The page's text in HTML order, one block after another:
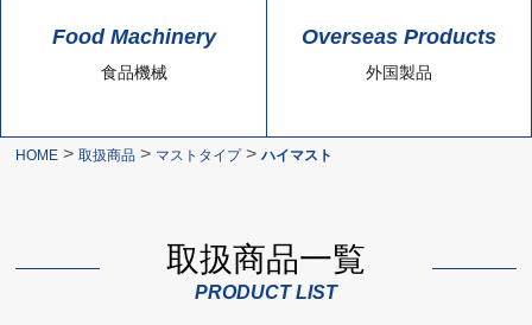
Food Machinery
食品機械
Overseas Products
外国製品
HOME >取扱商品 > マストタイプ>ハイマスト
取扱商品一覧
PRODUCT LIST